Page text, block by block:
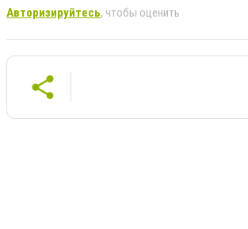
Авторизируйтесь, чтобы оценить